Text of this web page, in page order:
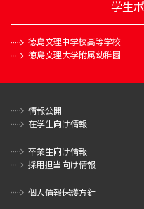
徳島文理中学校高等学校
徳島文理大学附属幼稚園
学生
情報公開
在学生向け情報
卒業生向け情報
採用担当向け情報
個人情報保護方針